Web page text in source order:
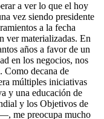
a ver lo que el hoy
vez siendo presidente
a la fecha
ver materializadas. En
años a favor de un
en los negocios, nos
Como decana de
múltiples iniciativas
y una educación de
y los Objetivos de
me preocupa mucho